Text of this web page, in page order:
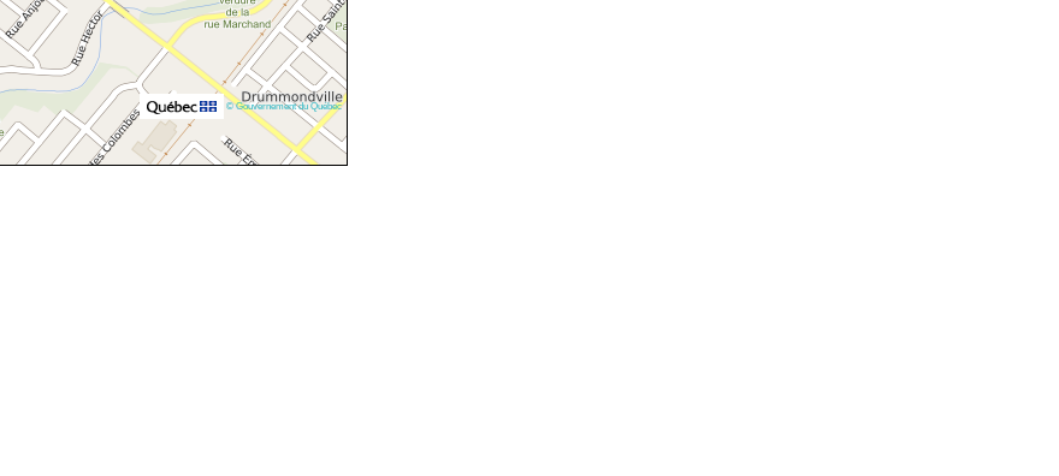
© Gouvernement du Québec